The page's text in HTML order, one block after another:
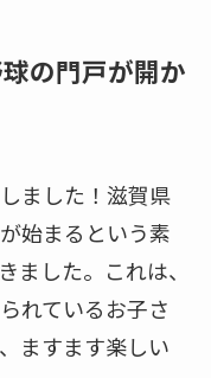
の門戸が開か
ました！滋賀県
始まるという素
ました。これは、
れているお子さ
ますます楽しい